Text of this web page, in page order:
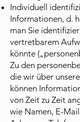
Individuell
Informationen, d.
man Sie
vertretbarem
könnte
Zu den
die wir über
können
von Zeit zu Zeit
wie Namen, E-